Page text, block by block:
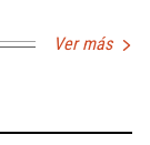
Ver más